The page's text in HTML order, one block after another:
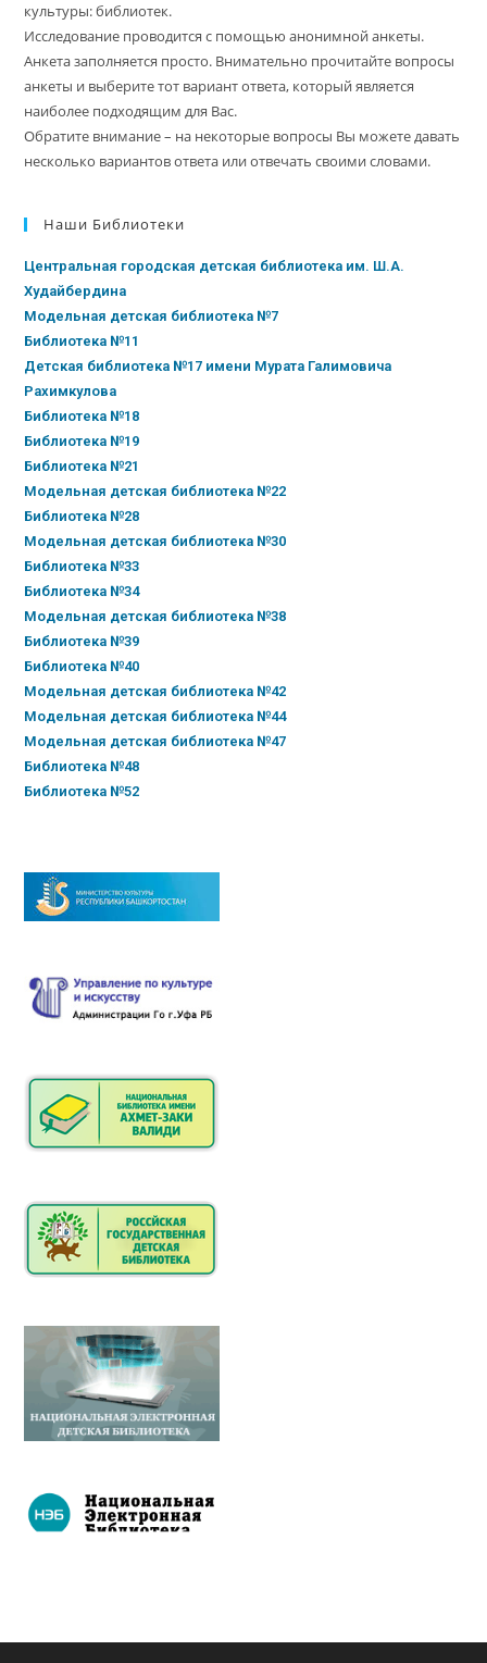
культуры: библиотек.
Исследование проводится с помощью анонимной анкеты.
Анкета заполняется просто. Внимательно прочитайте вопросы
анкеты и выберите тот вариант ответа, который является
наиболее подходящим для Вас.
Обратите внимание – на некоторые вопросы Вы можете давать
несколько вариантов ответа или отвечать своими словами.
Наши Библиотеки
Центральная городская детская библиотека им. Ш.А.
Худайбердина
Модельная детская библиотека №7
Библиотека №11
Детская библиотека №17 имени Мурата Галимовича
Рахимкулова
Библиотека №18
Библиотека №19
Библиотека №21
Модельная детская библиотека №22
Библиотека №28
Модельная детская библиотека №30
Библиотека №33
Библиотека №34
Модельная детская библиотека №38
Библиотека №39
Библиотека №40
Модельная детская библиотека №42
Модельная детская библиотека №44
Модельная детская библиотека №47
Библиотека №48
Библиотека №52